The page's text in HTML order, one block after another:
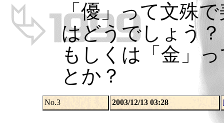
「優」って文殊
はどうでしょう？
もしくは「金」
とか？
No.3 2003/12/13 03:28